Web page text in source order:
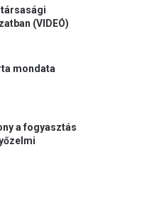
(VIDEÓ)
mondata
a fogyasztás